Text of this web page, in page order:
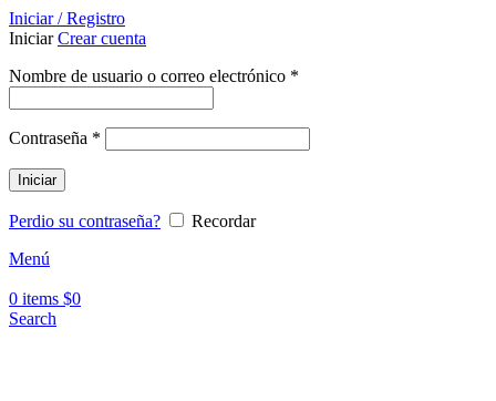
Iniciar / Registro
IniciarCrear cuenta
Nombre de usuario o correo electrónico *
Contraseña *
Iniciar
Perdio su contraseña?
Recordar
Menú
0 items $0
Search